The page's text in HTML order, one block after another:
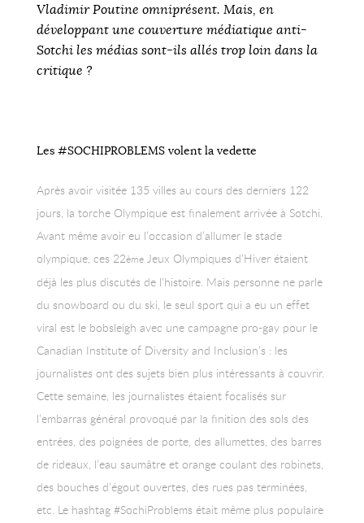
Vladimir Poutine omniprésent. Mais, en
développant une couverture médiatique anti-
Sotchi les médias sont-ils allés trop loin dans la
critique ?
Les #SOCHIPROBLEMS volent la vedette
Après avoir visitée 135 villes au cours des derniers 122
jours, la torche Olympique est finalement arrivée à Sotchi.
Avant même avoir eu l’occasion d’allumer le stade
olympique, ces 22èmeJeux Olympiques d’Hiver étaient
déjà les plus discutés de l’histoire. Mais personne ne parle
du snowboard ou du ski, le seul sport qui a eu un effet
viral est le bobsleigh avec une campagne pro-gay pour le
Canadian Institute of Diversity and Inclusion’s : les
journalistes ont des sujets bien plus intéressants à couvrir.
Cette semaine, les journalistes étaient focalisés sur
l’embarras général provoqué par la finition des sols des
entrées, des poignées de porte, des allumettes, des barres
de rideaux, l’eau saumâtre et orange coulant des robinets,
des bouches d’égout ouvertes, des rues pas terminées,
etc. Le hashtag #SochiProblems était même plus populaire